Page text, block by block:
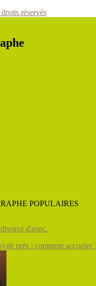
réservés
POPULAIRES
d'avec.
de près : comment accorder